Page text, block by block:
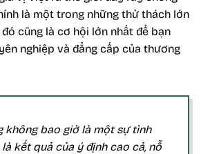
là một trong những thử thách lớn
đó cũng là cơ hội lớn nhất để bạn
nghiệp và đẳng cấp của thương
không bao giờ là một sự tình
kết quả của ý định cao cả, nỗ